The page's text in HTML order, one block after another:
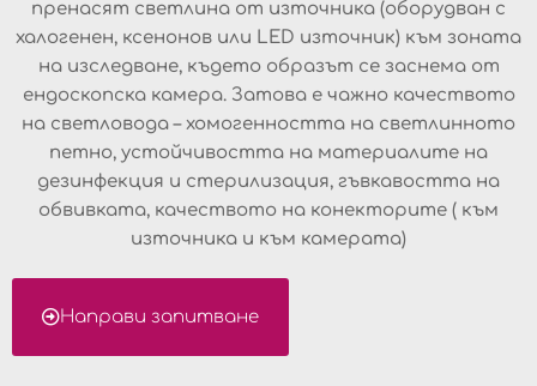
пренасят светлина от източника (оборудван с
халогенен, ксенонов или LED източник) към зоната
на изследване, където образът се заснема от
ендоскопска камера. Затова е чажно качеството
на светловода – хомогенността на светлинното
петно, устойчивостта на материалите на
дезинфекция и стерилизация, гъвкавостта на
обвивката, качеството на конекторите ( към
източника и към камерата)
Направи запитване